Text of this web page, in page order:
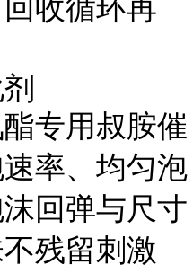
收循环再
专用叔胺催
率、均匀泡
回弹与尺寸
残留刺激